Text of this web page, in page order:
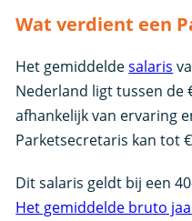
Wat verdient een
Het gemiddeldesalaris
Nederland ligt tussen de
afhankelijk van ervaring
Parketsecretaris kan tot
Dit salaris geldt bij een
Het gemiddelde bruto